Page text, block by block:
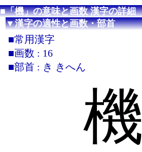
■「機」の意味と画数 漢字の詳細
▼漢字の適性と画数・部首
■常用漢字
■画数 : 16
■部首 : き きへん
機